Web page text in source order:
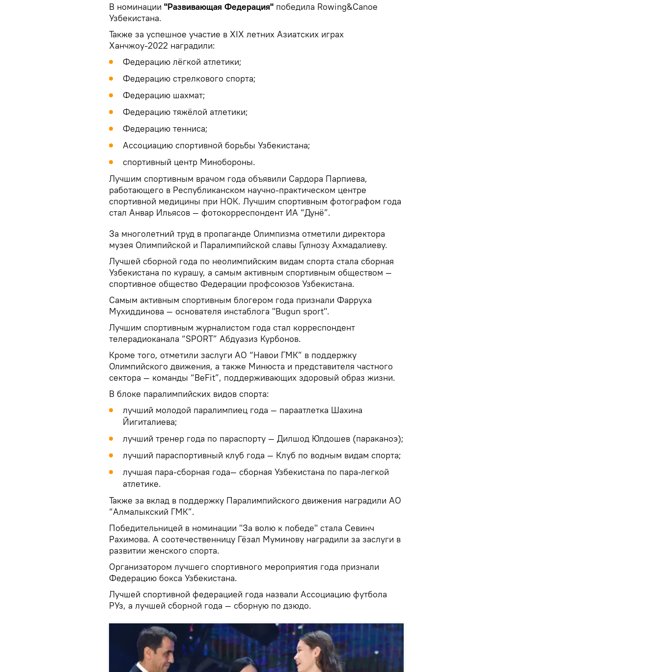
В номинации "Развивающая Федерация" победила Rowing&Сanoe
Узбекистана.
Также за успешное участие в XIX летних Азиатских играх
Ханчжоу-2022 наградили:
Федерацию лёгкой атлетики;
Федерацию стрелкового спорта;
Федерацию шахмат;
Федерацию тяжёлой атлетики;
Федерацию тенниса;
Ассоциацию спортивной борьбы Узбекистана;
спортивный центр Минобороны.
Лучшим спортивным врачом года объявили Сардора Парпиева,
работающего в Республиканском научно-практическом центре
спортивной медицины при НОК. Лучшим спортивным фотографом года
стал Анвар Ильясов — фотокорреспондент ИА “Дунё”.
За многолетний труд в пропаганде Олимпизма отметили директора
музея Олимпийской и Паралимпийской славы Гулнозу Ахмадалиеву.
Лучшей сборной года по неолимпийским видам спорта стала сборная
Узбекистана по курашу, а самым активным спортивным обществом —
спортивное общество Федерации профсоюзов Узбекистана.
Самым активным спортивным блогером года признали Фарруха
Мухиддинова — основателя инстаблога "Bugun sport".
Лучшим спортивным журналистом года стал корреспондент
телерадиоканала “SPORT” Абдуазиз Курбонов.
Кроме того, отметили заслуги АО “Навои ГМК” в поддержку
Олимпийского движения, а также Минюста и представителя частного
сектора — команды “BeFit”, поддерживающих здоровый образ жизни.
В блоке паралимпийских видов спорта:
лучший молодой паралимпиец года — параатлетка Шахина
Йигиталиева;
лучший тренер года по параспорту — Дилшод Юлдошев (параканоэ);
лучший параспортивный клуб года — Клуб по водным видам спорта;
лучшая пара-сборная года— сборная Узбекистана по пара-легкой
атлетике.
Также за вклад в поддержку Паралимпийского движения наградили АО
“Алмалыкский ГМК”.
Победительницей в номинации "За волю к победе" стала Севинч
Рахимова. А соотечественницу Гёзал Муминову наградили за заслуги в
развитии женского спорта.
Организатором лучшего спортивного мероприятия года признали
Федерацию бокса Узбекистана.
Лучшей спортивной федерацией года назвали Ассоциацию футбола
РУз, а лучшей сборной года — сборную по дзюдо.